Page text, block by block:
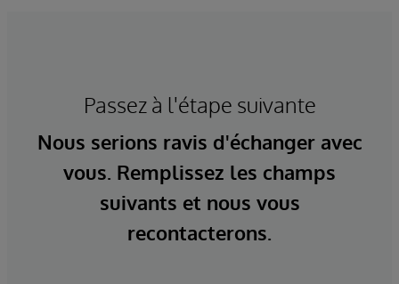
Passez à l'étape suivante
Nous serions ravis d'échanger avec
vous. Remplissez les champs
suivants et nous vous
recontacterons.